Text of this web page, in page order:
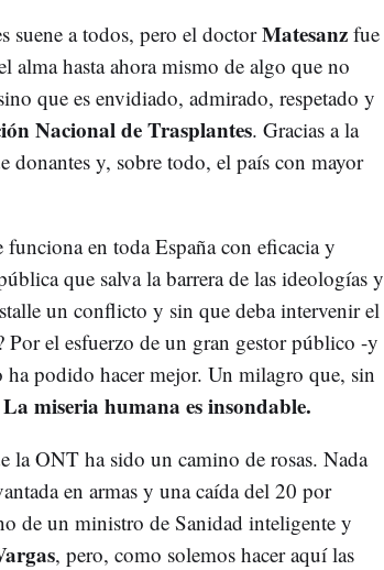
suene a todos, pero el doctorMatesanz fue
alma hasta ahora mismo de algo que no
que es envidiado, admirado, respetado y
Nacional de Trasplantes. Gracias a la
donantes y, sobre todo, el país con mayor
en toda España con eficacia y
que salva la barrera de las ideologías y
un conflicto y sin que deba intervenir el
el esfuerzo de un gran gestor público -y
podido hacer mejor. Un milagro que, sin
La miseria humana es insondable.
la ONT ha sido un camino de rosas. Nada
en armas y una caída del 20 por
de un ministro de Sanidad inteligente y
, pero, como solemos hacer aquí las